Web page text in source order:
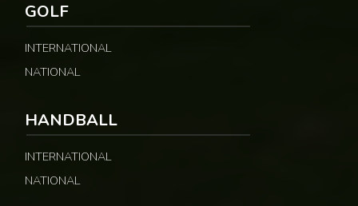
GOLF
INTERNATIONAL
NATIONAL
HANDBALL
INTERNATIONAL
NATIONAL